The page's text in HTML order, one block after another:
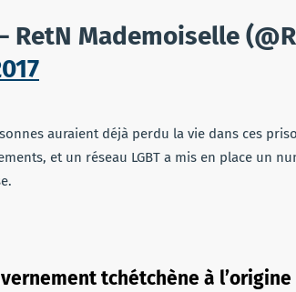
RetN Mademoiselle
auraient déjà perdu la vie dans ces
et un réseau LGBT a mis en place un
tchétchène à